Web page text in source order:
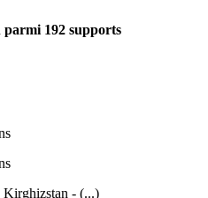
parmi 192 supports
Kirghizstan - (...)